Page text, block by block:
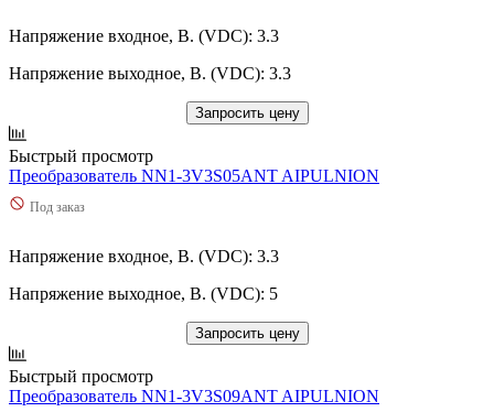
Напряжение входное, В. (VDC): 3.3
Напряжение выходное, В. (VDC): 3.3
Запросить цену
Быстрый просмотр
Преобразователь NN1-3V3S05ANT AIPULNION
Под заказ
Напряжение входное, В. (VDC): 3.3
Напряжение выходное, В. (VDC): 5
Запросить цену
Быстрый просмотр
Преобразователь NN1-3V3S09ANT AIPULNION